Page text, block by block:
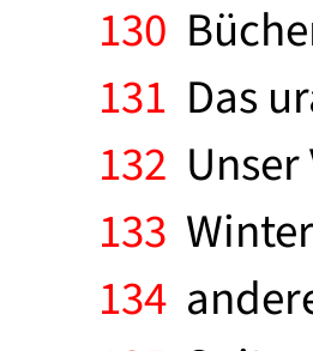
130
131 Das
132
133
134